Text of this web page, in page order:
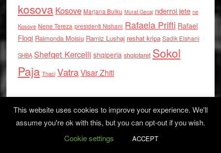
kosova Kosove Marjana Bulku Murat Gecaj nderroi jete ne
Kosove Nene Tereza presidenti Nishani Rafaela Prifti Rafael
Floqi Raimonda Moisiu Ramiz Lushaj reshat kripa Sadik Elshani
SHBA Shefqet Kercelli shqiperia shqiptaret Sokol
Paja Thaci VatraVisar Zhiti
Log in
This website uses cookies to improve your experience. We'll
assume you're ok with this, but you can opt-out if you wish.
Cookie settings
ACCEPT